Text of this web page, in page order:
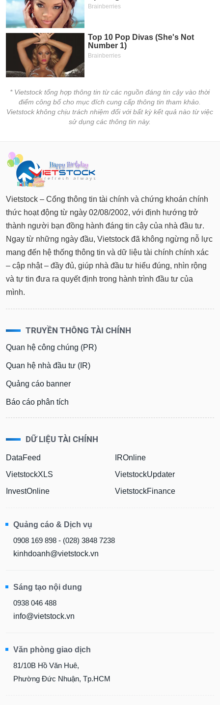
* Vietstock tổng hợp thông tin từ các nguồn đáng tin cậy vào thời
điểm công bố cho mục đích cung cấp thông tin tham khảo.
Vietstock không chịu trách nhiệm đối với bất kỳ kết quả nào từ việc
sử dụng các thông tin này.
Vietstock – Cổng thông tin tài chính và chứng khoán chính
thức hoạt động từ ngày 02/08/2002, với định hướng trở
thành người bạn đồng hành đáng tin cậy của nhà đầu tư.
Ngay từ những ngày đầu, Vietstock đã không ngừng nỗ lực
mang đến hệ thống thông tin và dữ liệu tài chính chính xác
– cập nhật – đầy đủ, giúp nhà đầu tư hiểu đúng, nhìn rộng
và tự tin đưa ra quyết định trong hành trình đầu tư của
mình.
TRUYỀN THÔNG TÀI CHÍNH
Quan hệ công chúng (PR)
Quan hệ nhà đầu tư (IR)
Quảng cáo banner
Báo cáo phân tích
DỮ LIỆU TÀI CHÍNH
DataFeed
VietstockXLS
InvestOnline
IROnline
VietstockUpdater
VietstockFinance
Quảng cáo & Dịch vụ
0908 169 898 - (028) 3848 7238
kinhdoanh@vietstock.vn
Sáng tạo nội dung
0938 046 488
info@vietstock.vn
Văn phòng giao dịch
81/10B Hồ Văn Huê,
Phường Đức Nhuận, Tp.HCM